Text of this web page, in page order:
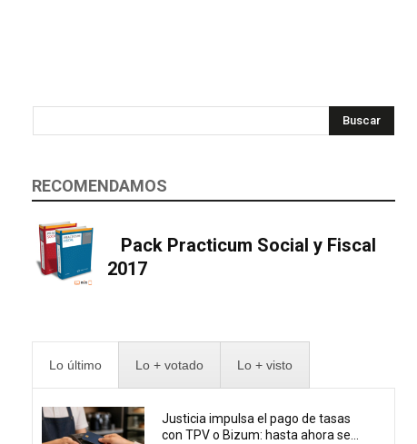
Buscar
RECOMENDAMOS
Pack Practicum Social y Fiscal
2017
Lo último Lo + votado Lo + visto
Justicia impulsa el pago de tasas
con TPV o Bizum: hasta ahora se...